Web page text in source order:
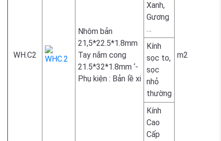
WH.C2
Nhôm bản
21,5*22.5*1.8mm
Tay nắm cong
21.5*32*1.8mm ‘-
Phụ kiện : Bản lề xi
m2
Xanh,
Gương
…
Kính
sọc to,
sọc
nhỏ
thường
Kính
Cao
Cấp